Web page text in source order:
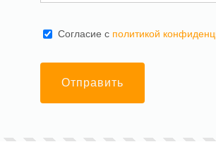
Cогласие с политикой
Отправить